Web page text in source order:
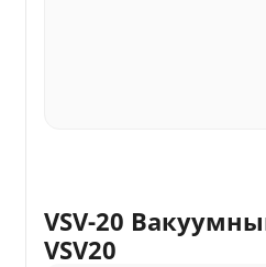
VSV-20
VSV20